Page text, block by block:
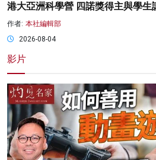
港大亞洲科學營 四諾獎得主與學生
作者: 本社編輯部
2026-08-04
影片